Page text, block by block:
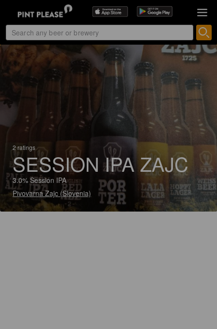
2 ratings
SESSION IPA ZAJC
3.0% Session IPA
Pivovarna Zajc (Slovenia)